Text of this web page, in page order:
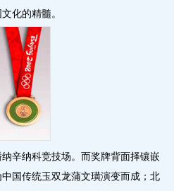
化的精髓。
辛纳科竞技场。而奖牌背面择镶嵌
国传统玉双龙蒲文璜演变而成；北